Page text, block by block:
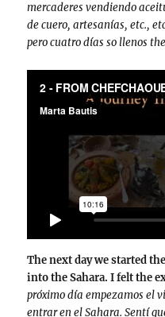
mercaderes vendiendo
de cuero, artesanías, etc.,
pero cuatro días so llenos
The next day we started
into the Sahara. I felt the
próximo día empezamos el
entrar en el Sahara. Sentí